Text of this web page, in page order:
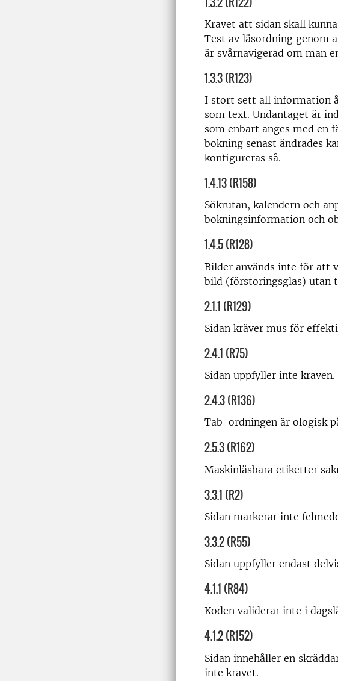
Kravet att sidan skall
Test av läsordning genom
är svårnavigerad om man
1.3.3 (R123)
I stort sett all information
som text. Undantaget är
som enbart anges med en
bokning senast ändrades
konfigureras så.
1.4.13 (R158)
Sökrutan, kalendern och
bokningsinformation och
1.4.5 (R128)
Bilder används inte för att
bild (förstoringsglas) utan
2.1.1 (R129)
Sidan kräver mus för
2.4.1 (R75)
Sidan uppfyller inte kraven.
2.4.3 (R136)
Tab-ordningen är ologisk
2.5.3 (R162)
Maskinläsbara etiketter
3.3.1 (R2)
Sidan markerar inte
3.3.2 (R55)
Sidan uppfyller endast
4.1.1 (R84)
Koden validerar inte i
4.1.2 (R152)
Sidan innehåller en
inte kravet.